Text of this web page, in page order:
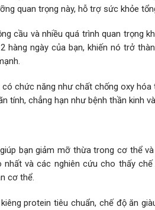
quan trọng này, hỗ trợ sức khỏe
cầu và nhiều quá trình quan trọng
hàng ngày của bạn, khiến nó trở
chức năng như chất chống oxy
tính, chẳng hạn như bệnh thần kinh
bạn giảm mỡ thừa trong cơ thể
và các nghiên cứu cho thấy
cơ thể.
protein tiêu chuẩn, chế độ ăn